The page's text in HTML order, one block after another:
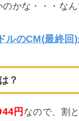
かな・・・な
ルのCM(最終
？
円 なので、割